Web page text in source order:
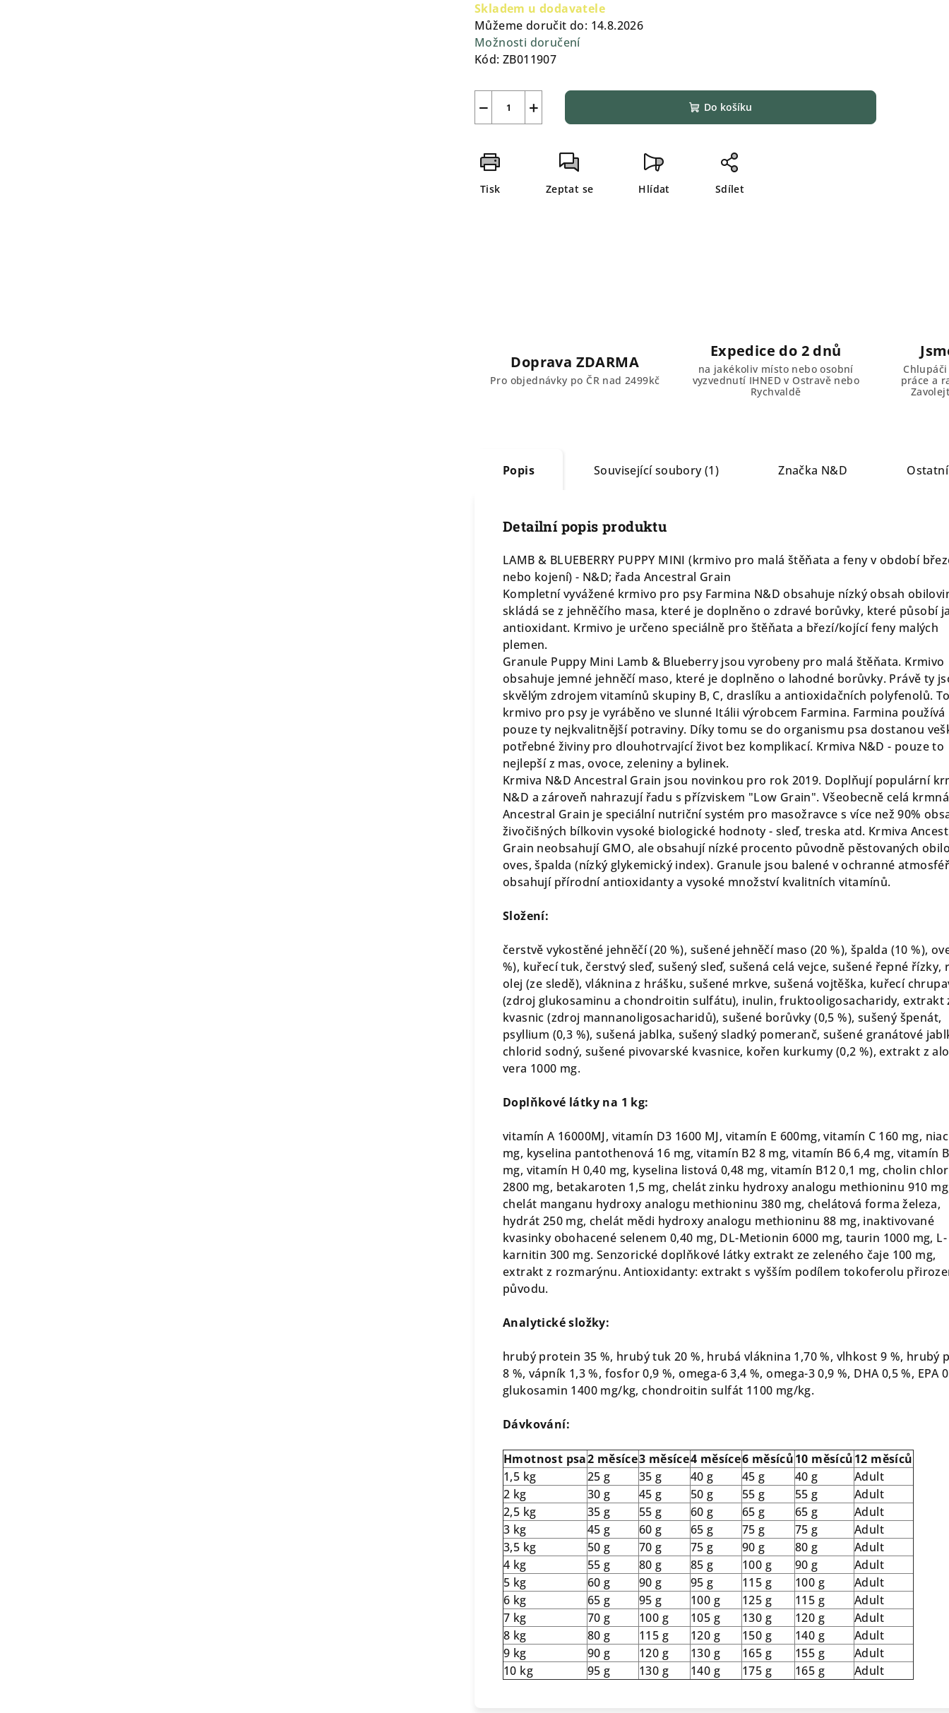
Skladem u dodavatele
Můžeme doručit do: 14.8.2026
Možnosti doručení
Kód: ZB011907
+
− Do košíku
Tisk Zeptat se Hlídat Sdílet
Doprava ZDARMA
Pro objednávky po ČR nad 2499kč
Expedice do 2 dnů
na jakékoliv místo nebo osobní
vyzvednutí IHNED v Ostravě nebo
Rychvaldě
práce a
Popis Související soubory (1) Značka N&D
Detailní popis produktu
LAMB & BLUEBERRY PUPPY MINI (krmivo pro malá štěňata a feny v období
nebo kojení) - N&D; řada Ancestral Grain
Kompletní vyvážené krmivo pro psy Farmina N&D obsahuje nízký obsah
skládá se z jehněčího masa, které je doplněno o zdravé borůvky, které působí
antioxidant. Krmivo je určeno speciálně pro štěňata a březí/kojící feny malých
plemen.
Granule Puppy Mini Lamb & Blueberry jsou vyrobeny pro malá štěňata. Krmivo
obsahuje jemné jehněčí maso, které je doplněno o lahodné borůvky. Právě ty
skvělým zdrojem vitamínů skupiny B, C, draslíku a antioxidačních polyfenolů.
krmivo pro psy je vyráběno ve slunné Itálii výrobcem Farmina. Farmina používá
pouze ty nejkvalitnější potraviny. Díky tomu se do organismu psa dostanou
potřebné živiny pro dlouhotrvající život bez komplikací. Krmiva N&D - pouze to
nejlepší z mas, ovoce, zeleniny a bylinek.
Krmiva N&D Ancestral Grain jsou novinkou pro rok 2019. Doplňují populární
N&D a zároveň nahrazují řadu s přízviskem "Low Grain". Všeobecně celá
Ancestral Grain je speciální nutriční systém pro masožravce s více než 90%
živočišných bílkovin vysoké biologické hodnoty - sleď, treska atd. Krmiva
Grain neobsahují GMO, ale obsahují nízké procento původně pěstovaných
oves, špalda (nízký glykemický index). Granule jsou balené v ochranné
obsahují přírodní antioxidanty a vysoké množství kvalitních vitamínů.
Složení:
čerstvě vykostěné jehněčí (20 %), sušené jehněčí maso (20 %), špalda (10 %),
%), kuřecí tuk, čerstvý sleď, sušený sleď, sušená celá vejce, sušené řepné řízky,
olej (ze sledě), vláknina z hrášku, sušené mrkve, sušená vojtěška, kuřecí
(zdroj glukosaminu a chondroitin sulfátu), inulin, fruktooligosacharidy, extrakt
kvasnic (zdroj mannanoligosacharidů), sušené borůvky (0,5 %), sušený špenát,
psyllium (0,3 %), sušená jablka, sušený sladký pomeranč, sušené granátové
chlorid sodný, sušené pivovarské kvasnice, kořen kurkumy (0,2 %), extrakt z
vera 1000 mg.
Doplňkové látky na 1 kg:
vitamín A 16000MJ, vitamín D3 1600 MJ, vitamín E 600mg, vitamín C 160 mg,
mg, kyselina pantothenová 16 mg, vitamín B2 8 mg, vitamín B6 6,4 mg, vitamín
mg, vitamín H 0,40 mg, kyselina listová 0,48 mg, vitamín B12 0,1 mg, cholin
2800 mg, betakaroten 1,5 mg, chelát zinku hydroxy analogu methioninu 910
chelát manganu hydroxy analogu methioninu 380 mg, chelátová forma železa,
hydrát 250 mg, chelát mědi hydroxy analogu methioninu 88 mg, inaktivované
kvasinky obohacené selenem 0,40 mg, DL-Metionin 6000 mg, taurin 1000 mg, L-
karnitin 300 mg. Senzorické doplňkové látky extrakt ze zeleného čaje 100 mg,
extrakt z rozmarýnu. Antioxidanty: extrakt s vyšším podílem tokoferolu
původu.
Analytické složky:
hrubý protein 35 %, hrubý tuk 20 %, hrubá vláknina 1,70 %, vlhkost 9 %, hrubý
8 %, vápník 1,3 %, fosfor 0,9 %, omega-6 3,4 %, omega-3 0,9 %, DHA 0,5 %, EPA
glukosamin 1400 mg/kg, chondroitin sulfát 1100 mg/kg.
Dávkování:
Hmotnost psa2 měsíce3 měsíce4 měsíce6 měsíců10 měsíců12 měsíců
1,5 kg
25 g 35 g 40 g 45 g 40 g
Adult
2 kg
30 g 45 g 50 g 55 g 55 g
Adult
2,5 kg
35 g 55 g 60 g 65 g 65 g
Adult
3 kg
45 g 60 g 65 g 75 g 75 g
Adult
3,5 kg
50 g 70 g 75 g 90 g 80 g
Adult
4 kg
55 g 80 g 85 g 100 g 90 g
Adult
5 kg
60 g 90 g 95 g 115 g 100 g
Adult
6 kg
65 g 95 g 100 g 125 g 115 g
Adult
7 kg
70 g 100 g 105 g 130 g 120 g
Adult
8 kg
80 g 115 g 120 g 150 g 140 g
Adult
9 kg
90 g 120 g 130 g 165 g 155 g
Adult
10 kg
95 g 130 g 140 g 175 g 165 g Adult